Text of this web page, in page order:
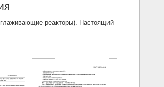
реакторы). Настоящий